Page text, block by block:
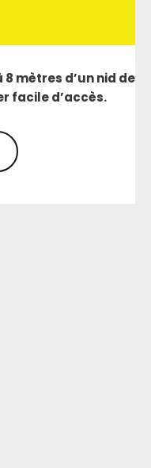
mètres d’un nid de
facile d’accès.